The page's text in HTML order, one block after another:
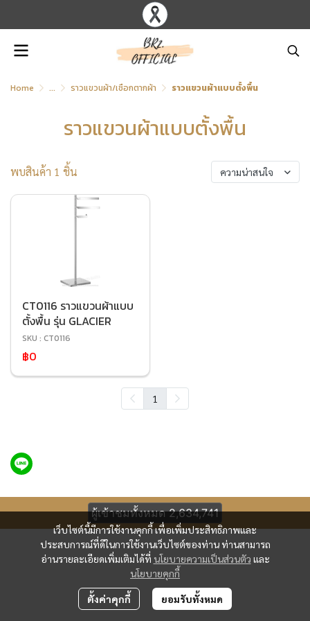
Home ... ราวแขวนผ้า/เชือกตากผ้า ราวแขวนผ้าแบบตั้งพื้น
ราวแขวนผ้าแบบตั้งพื้น
พบสินค้า 1 ชิ้น ความน่าสนใจ
CT0116 ราวแขวนผ้าแบบ
ตั้งพื้น รุ่น GLACIER
SKU : CT0116
฿0
1
เว็บไซต์นี้มีการใช้งานคุกกี้ เพื่อเพิ่มประสิทธิภาพและ
ประสบการณ์ที่ดีในการใช้งานเว็บไซต์ของท่าน ท่านสามารถ
อ่านรายละเอียดเพิ่มเติมได้ที่ นโยบายความเป็นส่วนตัว และ
นโยบายคุกกี้
ตั้งค่าคุกกี้ ยอมรับทั้งหมด
ผู้เข้าชมทั้งหมด2,634,741